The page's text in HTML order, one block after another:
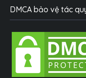
DMCA bảo vệ tác